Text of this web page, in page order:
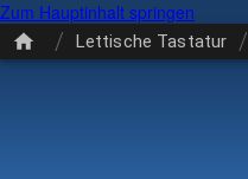
Zum Hauptinhalt springen
/ Lettische Tastatur /